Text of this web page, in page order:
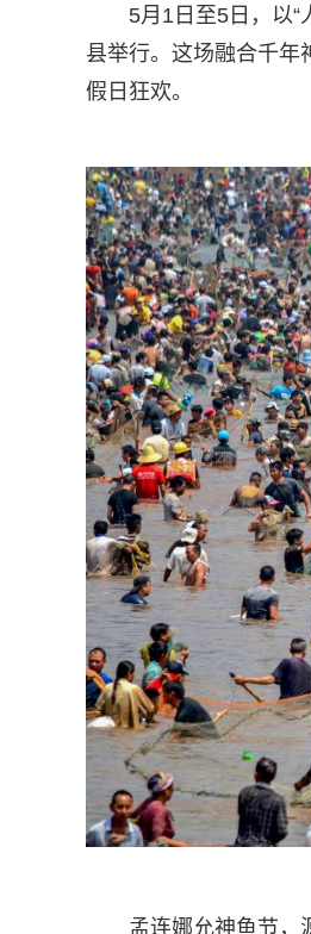
5月1日至5日，以
县举行。这场融合千年
假日狂欢。
孟连娜允神鱼节，